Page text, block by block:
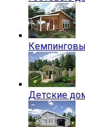
Детские